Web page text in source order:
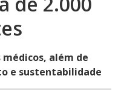
além de
e sustentabilidade